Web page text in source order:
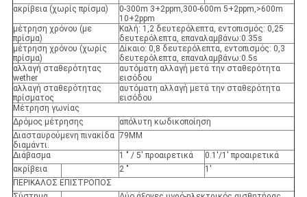
ακρίβεια (χωρίς πρίσμα)
0-300m 3+2ppm,300-600m 5+2ppm,>600m
10+2ppm
μέτρηση χρόνου (με
πρίσμα)
Καλή: 1,2 δευτερόλεπτα, εντοπισμός: 0,25
δευτερόλεπτα, επαναλαμβάνω:0.35s
μέτρηση χρόνου (χωρίς
πρίσμα)
Δίκαιο: 0,8 δευτερόλεπτα, εντοπισμός: 0,3
δευτερόλεπτα, επαναλαμβάνω:0.5s
αλλαγή σταθερότητας
wether
αυτόματη αλλαγή μετά την σταθερότητα
εισόδου
αλλαγή σταθερότητας
πρίσματος
αυτόματη αλλαγή μετά την σταθερότητα
εισόδου
Μέτρηση γωνίας
Δρόμος μέτρησης
απόλυτη κωδικοποίηση
Διασταυρούμενη πινακίδα
διαμάντι.
79MM
Διάβασμα 1 " / 5' προαιρετικά
0.1'/1' προαιρετικά
ακρίβεια
2 "
1'
ΠΕΡΙΚΑΛΟΣ ΕΠΙΣΤΡΟΠΟΣ